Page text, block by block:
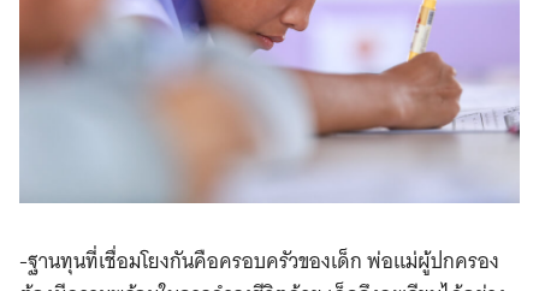
-ฐานทุนที่เชื่อมโยงกันคือครอบครัวของเด็ก พ่อแม่ผู้ปกครอง